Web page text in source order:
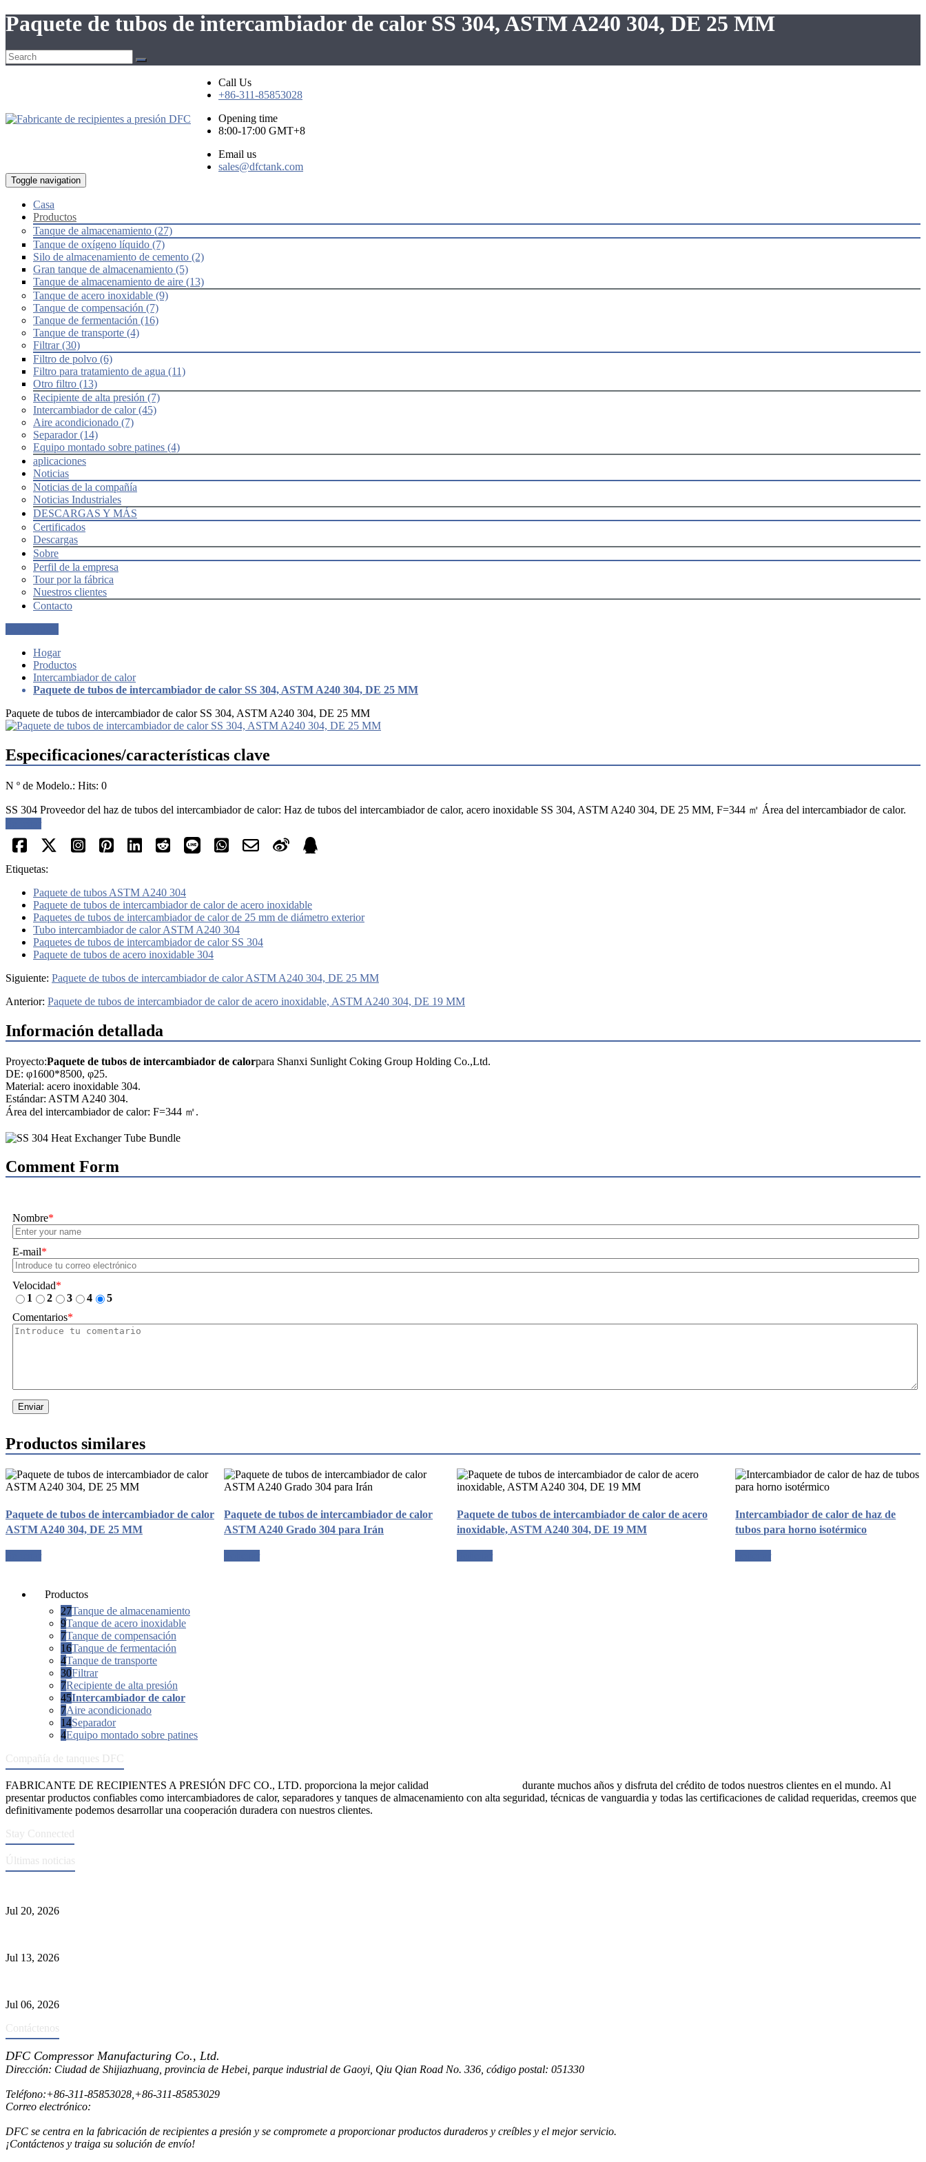
Paquete de tubos de intercambiador de calor SS 304, ASTM A240 304, DE 25 MM
Call Us
+86-311-85853028
Opening time
8:00-17:00 GMT+8
Email us
sales@dfctank.com
Toggle navigation
Casa
Productos
Tanque de almacenamiento (27)
Tanque de oxígeno líquido (7)
Silo de almacenamiento de cemento (2)
Gran tanque de almacenamiento (5)
Tanque de almacenamiento de aire (13)
Tanque de acero inoxidable (9)
Tanque de compensación (7)
Tanque de fermentación (16)
Tanque de transporte (4)
Filtrar (30)
Filtro de polvo (6)
Filtro para tratamiento de agua (11)
Otro filtro (13)
Recipiente de alta presión (7)
Intercambiador de calor (45)
Aire acondicionado (7)
Separador (14)
Equipo montado sobre patines (4)
aplicaciones
Noticias
Noticias de la compañía
Noticias Industriales
DESCARGAS Y MÁS
Certificados
Descargas
Sobre
Perfil de la empresa
Tour por la fábrica
Nuestros clientes
Contacto
Hogar
Productos
Intercambiador de calor
Paquete de tubos de intercambiador de calor SS 304, ASTM A240 304, DE 25 MM
Paquete de tubos de intercambiador de calor SS 304, ASTM A240 304, DE 25 MM
Especificaciones/características clave
N º de Modelo.: Hits: 0
SS 304 Proveedor del haz de tubos del intercambiador de calor: Haz de tubos del intercambiador de calor, acero inoxidable SS 304, ASTM A240 304, DE 25 MM, F=344 ㎡ Área del intercambiador de calor.
Etiquetas:
Paquete de tubos ASTM A240 304
Paquete de tubos de intercambiador de calor de acero inoxidable
Paquetes de tubos de intercambiador de calor de 25 mm de diámetro exterior
Tubo intercambiador de calor ASTM A240 304
Paquetes de tubos de intercambiador de calor SS 304
Paquete de tubos de acero inoxidable 304
Siguiente: Paquete de tubos de intercambiador de calor ASTM A240 304, DE 25 MM
Anterior: Paquete de tubos de intercambiador de calor de acero inoxidable, ASTM A240 304, DE 19 MM
Información detallada
Proyecto:Paquete de tubos de intercambiador de calorpara Shanxi Sunlight Coking Group Holding Co.,Ltd.
DE: φ1600*8500, φ25.
Material: acero inoxidable 304.
Estándar: ASTM A240 304.
Área del intercambiador de calor: F=344 ㎡.
Comment Form
Nombre*
E-mail*
Velocidad*
1
2 3 4
5
Comentarios*
Enviar
Productos similares
Paquete de tubos de intercambiador de calor
ASTM A240 304, DE 25 MM
Paquete de tubos de intercambiador de calor
ASTM A240 Grado 304 para Irán
Solicitar
Paquete de tubos de intercambiador de calor de acero
inoxidable, ASTM A240 304, DE 19 MM
Intercambiador de calor de haz de
tubos para horno isotérmico
Solicitar
Productos
27Tanque de almacenamiento
9Tanque de acero inoxidable
7Tanque de compensación
16Tanque de fermentación
4Tanque de transporte
30Filtrar
7Recipiente de alta presión
45Intercambiador de calor
7Aire acondicionado
14Separador
4Equipo montado sobre patines
Compañía de tanques DFC
FABRICANTE DE RECIPIENTES A PRESIÓN DFC CO., LTD. proporciona la mejor calidad
durante muchos años y disfruta del crédito de todos nuestros clientes en el mundo. Al
presentar productos confiables como intercambiadores de calor, separadores y tanques de almacenamiento con alta seguridad, técnicas de vanguardia y todas las certificaciones de calidad requeridas, creemos que
definitivamente podemos desarrollar una cooperación duradera con nuestros clientes.
Stay Connected
Últimas noticias
Jul 20, 2026
Jul 13, 2026
Jul 06, 2026
Contáctenos
DFC Compressor Manufacturing Co., Ltd.
Dirección: Ciudad de Shijiazhuang, provincia de Hebei, parque industrial de Gaoyi, Qiu Qian Road No. 336, código postal: 051330
Teléfono:+86-311-85853028 +86-311-85853029
Correo electrónico:
DFC se centra en la fabricación de recipientes a presión y se compromete a proporcionar productos duraderos y creíbles y el mejor servicio.
¡Contáctenos y traiga su solución de envío!